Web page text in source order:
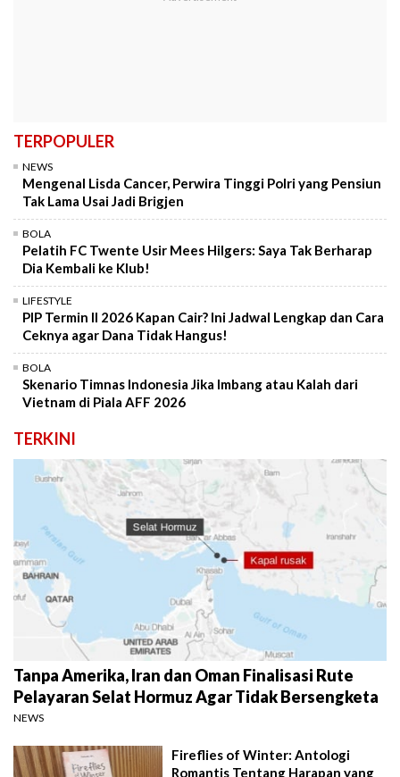
TERPOPULER
NEWS
Mengenal Lisda Cancer, Perwira Tinggi Polri yang Pensiun
Tak Lama Usai Jadi Brigjen
BOLA
Pelatih FC Twente Usir Mees Hilgers: Saya Tak Berharap
Dia Kembali ke Klub!
LIFESTYLE
PIP Termin II 2026 Kapan Cair? Ini Jadwal Lengkap dan Cara
Ceknya agar Dana Tidak Hangus!
BOLA
Skenario Timnas Indonesia Jika Imbang atau Kalah dari
Vietnam di Piala AFF 2026
TERKINI
Tanpa Amerika, Iran dan Oman Finalisasi Rute
Pelayaran Selat Hormuz Agar Tidak Bersengketa
NEWS
Fireflies of Winter: Antologi
Romantis Tentang Harapan yang